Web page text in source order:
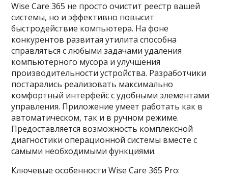
Wise Care 365 не просто очистит реестр вашей
системы, но и эффективно повысит
быстродействие компьютера. На фоне
конкурентов развитая утилита способна
справляться с любыми задачами удаления
компьютерного мусора и улучшения
производительности устройства. Разработчики
постарались реализовать максимально
комфортный интерфейс с удобными элементами
управления. Приложение умеет работать как в
автоматическом, так и в ручном режиме.
Предоставляется возможность комплексной
диагностики операционной системы вместе с
самыми необходимыми функциями.
Ключевые особенности Wise Care 365 Pro: